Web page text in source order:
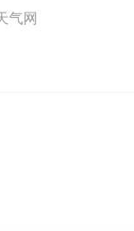
气网